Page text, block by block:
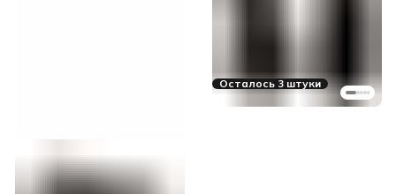
Осталось 3 штуки